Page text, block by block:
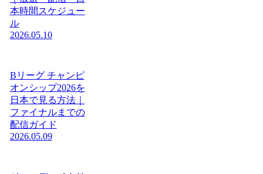
本時間スケジュー
ル
2026.05.10
Bリーグ チャンピ
オンシップ2026を
日本で見る方法｜
ファイナルまでの
配信ガイド
2026.05.09